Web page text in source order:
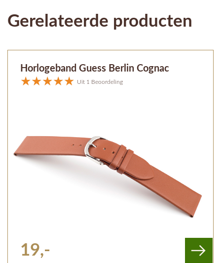
Gerelateerde producten
Horlogeband Guess Berlin Cognac
Uit 1 Beoordeling
19,-